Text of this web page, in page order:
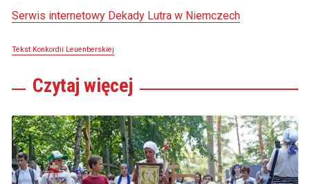
Serwis internetowy Dekady Lutra w Niemczech
Tekst Konkordii Leuenberskiej
Czytaj więcej